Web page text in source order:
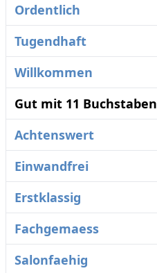
Ordentlich
Tugendhaft
Willkommen
Gut mit 11 Buchstaben
Achtenswert
Einwandfrei
Erstklassig
Fachgemaess
Salonfaehig